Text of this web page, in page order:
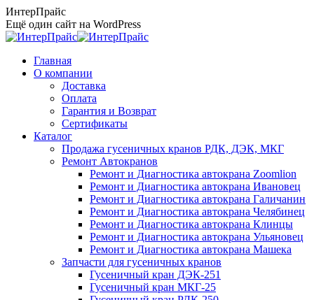
Перейти
к
содержанию
ИнтерПрайс
Ещё один сайт на WordPress
Главная
О компании
Доставка
Оплата
Гарантия и Возврат
Сертификаты
Каталог
Продажа гусеничных кранов РДК, ДЭК, МКГ
Ремонт Автокранов
Ремонт и Диагностика автокрана Zoomlion
Ремонт и Диагностика автокрана Ивановец
Ремонт и Диагностика автокрана Галичанин
Ремонт и Диагностика автокрана Челябинец
Ремонт и Диагностика автокрана Клинцы
Ремонт и Диагностика автокрана Ульяновец
Ремонт и Диагностика автокрана Машека
Запчасти для гусеничных кранов
Гусеничный кран ДЭК-251
Гусеничный кран МКГ-25